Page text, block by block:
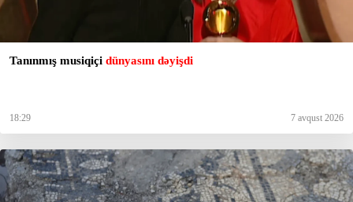
Tanınmış musiqiçi dünyasını dəyişdi
18:29 7 avqust 2026